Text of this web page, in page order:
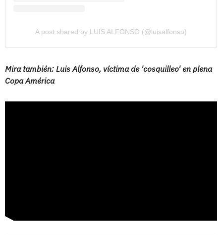
A post shared by LUIS ALFONSO (@luisalfonso)
Mira también: Luis Alfonso, víctima de 'cosquilleo' en plena
Copa América